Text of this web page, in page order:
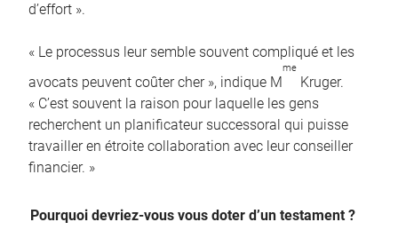
d’effort ».
« Le processus leur semble souvent compliqué et les
avocats peuvent coûter cher », indique M
me
Kruger.
« C’est souvent la raison pour laquelle les gens
recherchent un planificateur successoral qui puisse
travailler en étroite collaboration avec leur conseiller
financier. »
Pourquoi devriez-vous vous doter d’un testament ?